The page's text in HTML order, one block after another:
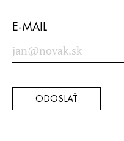
E-MAIL
ODOSLAŤ